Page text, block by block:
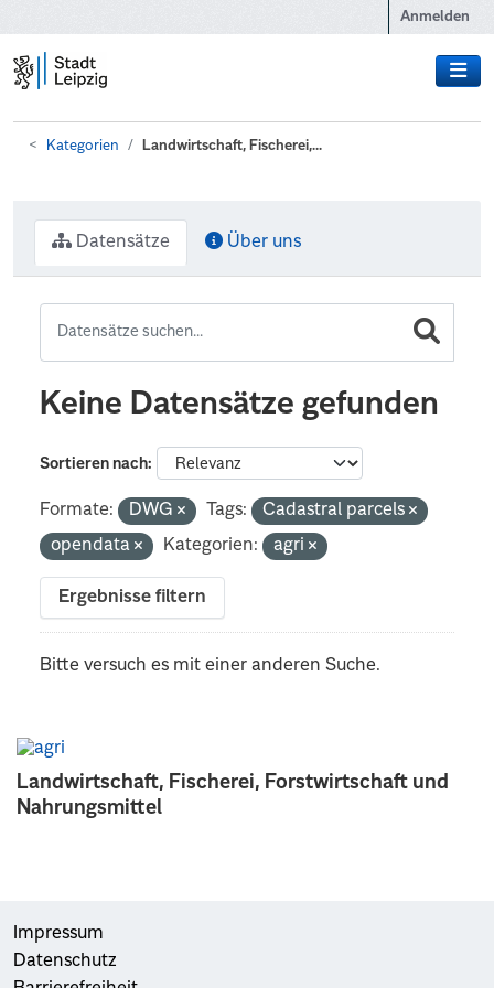
Anmelden
Kategorien Landwirtschaft, Fischerei,...
Landwirtschaft, Fischerei, Forstwirtschaft und
Nahrungsmittel
Datensätze Über uns
Keine Datensätze gefunden
Sortieren nach
Formate: DWG Tags:
Cadastral parcels
opendata
Kategorien: agri
Ergebnisse filtern
Bitte versuch es mit einer anderen Suche.
Impressum
Datenschutz